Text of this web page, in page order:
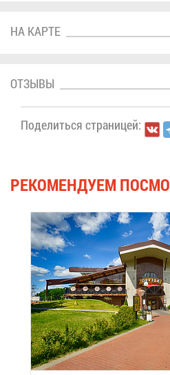
НА КАР­ТЕ
ОТ­ЗЫ­ВЫ
По­де­лить­ся стра­ни­цей:
РЕ­КО­МЕН­ДУ­ЕМ